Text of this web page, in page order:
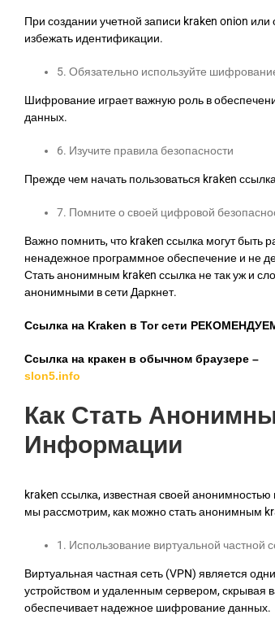
При создании учетной записи kraken onion
избежать идентификации.
5. Обязательно используйте
Шифрование играет важную роль в
данных.
6. Изучите правила безопасности
Прежде чем начать пользоваться kraken
7. Помните о своей цифровой
Важно помнить, что kraken ссылка могут быть
ненадежное программное обеспечение и не
Стать анонимным kraken ссылка не так уж и
анонимными в сети Даркнет.
Ссылка на Kraken в Tor сети
Ссылка на кракен в обычном браузере –
slon5.info
Как Стать
Информации
kraken ссылка, известная своей
мы рассмотрим, как можно стать анонимным
1. Использование виртуальной частной
Виртуальная частная сеть (VPN) является
устройством и удаленным сервером, скрывая
обеспечивает надежное шифрование данных.